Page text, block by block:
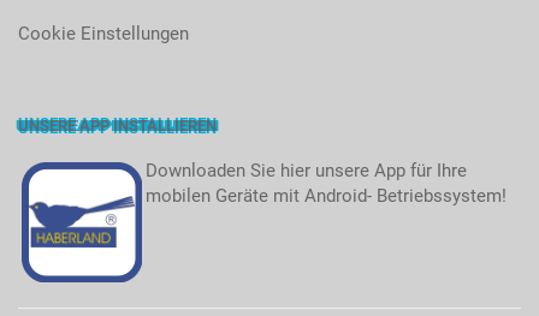
Cookie Einstellungen
UNSERE APP INSTALLIEREN
Downloaden Sie hier unsere App für Ihre
mobilen Geräte mit Android- Betriebssystem!